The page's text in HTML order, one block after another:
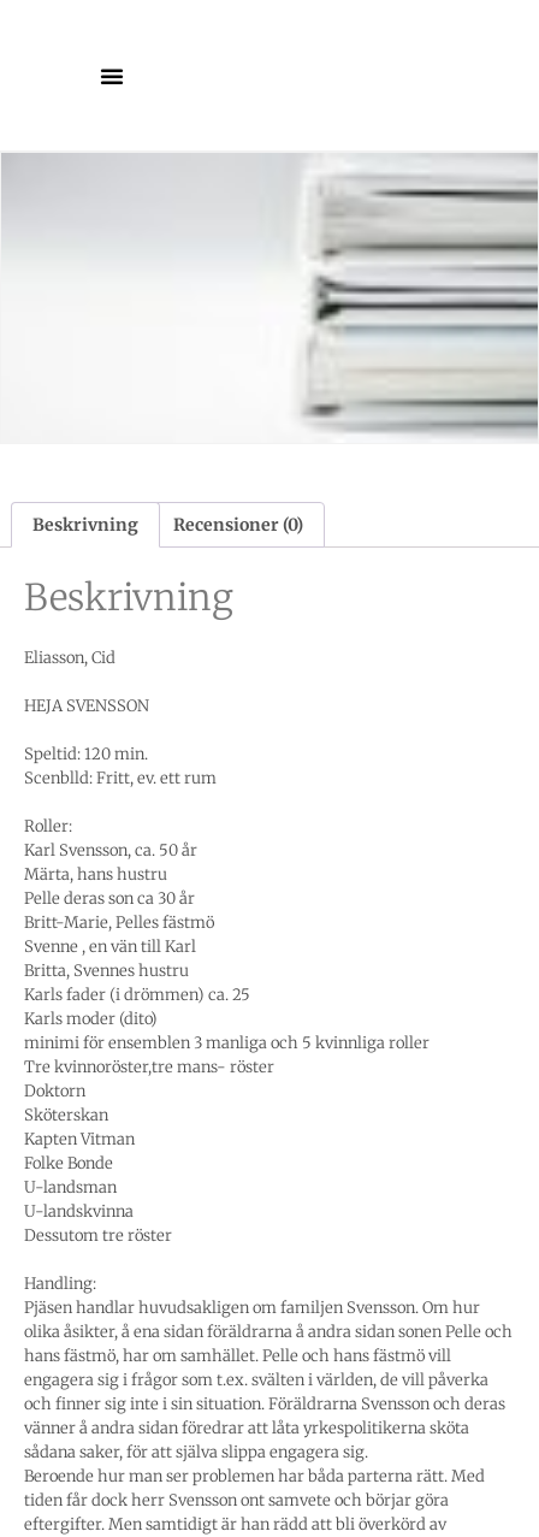
Beskrivning Recensioner (0)
Beskrivning
Eliasson, Cid
HEJA SVENSSON
Speltid: 120 min.
Scenblld: Fritt, ev. ett rum
Roller:
Karl Svensson, ca. 50 år
Märta, hans hustru
Pelle deras son ca 30 år
Britt-Marie, Pelles fästmö
Svenne , en vän till Karl
Britta, Svennes hustru
Karls fader (i drömmen) ca. 25
Karls moder (dito)
minimi för ensemblen 3 manliga och 5 kvinnliga roller
Tre kvinnoröster,tre mans- röster
Doktorn
Sköterskan
Kapten Vitman
Folke Bonde
U-landsman
U-landskvinna
Dessutom tre röster
Handling:
Pjäsen handlar huvudsakligen om familjen Svensson. Om hur
olika åsikter, å ena sidan föräldrarna å andra sidan sonen Pelle och
hans fästmö, har om samhället. Pelle och hans fästmö vill
engagera sig i frågor som t.ex. svälten i världen, de vill påverka
och finner sig inte i sin situation. Föräldrarna Svensson och deras
vänner å andra sidan föredrar att låta yrkespolitikerna sköta
sådana saker, för att själva slippa engagera sig.
Beroende hur man ser problemen har båda parterna rätt. Med
tiden får dock herr Svensson ont samvete och börjar göra
eftergifter. Men samtidigt är han rädd att bli överkörd av